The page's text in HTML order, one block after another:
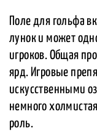
Поле для гольфа
лунок и может
игроков. Общая
ярд. Игровые
искусственными
немного
роль.